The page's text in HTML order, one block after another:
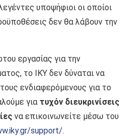
υποψήφιοι οι οποίοι
δεν θα λάβουν την
εργασίας για την
το ΙΚΥ δεν δύναται να
ενδιαφερόμενους για το
για τυχόν διευκρινίσεις
να επικοινωνείτε μέσω του
support/.